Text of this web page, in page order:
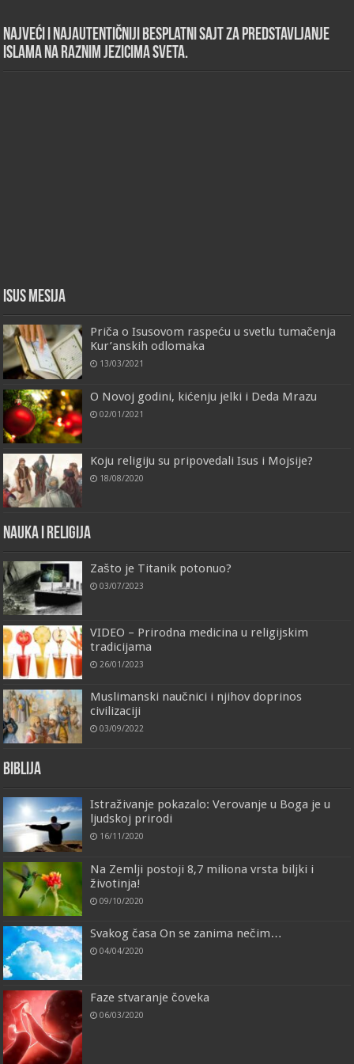
Najveći i najautentičniji besplatni sajt za predstavljanje
islama na raznim jezicima sveta.
Isus Mesija
Priča o Isusovom raspeću u svetlu tumačenja
Kur’anskih odlomaka
13/03/2021
O Novoj godini, kićenju jelki i Deda Mrazu
02/01/2021
Koju religiju su pripovedali Isus i Mojsije?
18/08/2020
Nauka i religija
Zašto je Titanik potonuo?
03/07/2023
VIDEO – Prirodna medicina u religijskim
tradicijama
26/01/2023
Muslimanski naučnici i njihov doprinos
civilizaciji
03/09/2022
Biblija
Istraživanje pokazalo: Verovanje u Boga je u
ljudskoj prirodi
16/11/2020
Na Zemlji postoji 8,7 miliona vrsta biljki i
životinja!
09/10/2020
Svakog časa On se zanima nečim…
04/04/2020
Faze stvaranje čoveka
06/03/2020